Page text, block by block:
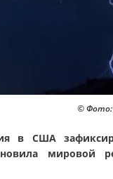
© Фото:
в США
мировой